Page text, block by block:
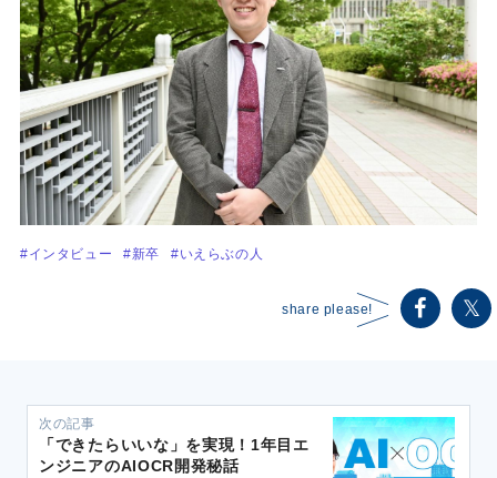
#インタビュー #新卒 #いえらぶの人
share please!
次の記事
「できたらいいな」を実現！1年目エ
ンジニアのAIOCR開発秘話